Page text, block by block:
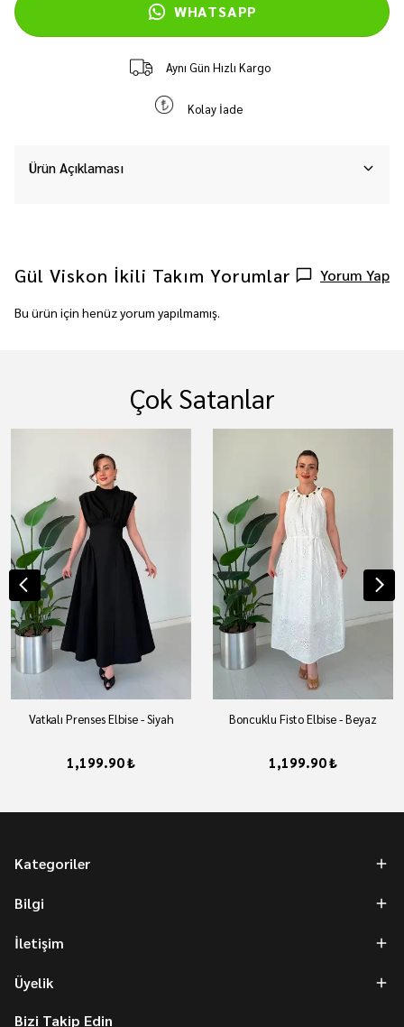
WHATSAPP
Aynı Gün Hızlı Kargo
Kolay İade
Ürün Açıklaması
Gül Viskon İkili Takım Yorumlar Yorum Yap
Bu ürün için henüz yorum yapılmamış.
Çok Satanlar
Vatkalı Prenses Elbise - Siyah
1,199.90 ₺
Boncuklu Fisto Elbise - Beyaz
1,199.90 ₺
Kategoriler
Bilgi
İletişim
Üyelik
Bizi Takip Edin